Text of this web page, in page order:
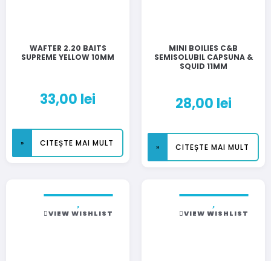
WAFTER 2.20 BAITS
SUPREME YELLOW 10MM
33,00 lei
CITEȘTE MAI MULT
MINI BOILIES C&B
SEMISOLUBIL CAPSUNA &
SQUID 11MM
28,00 lei
CITEȘTE MAI MULT
VIEW WISHLIST VIEW WISHLIST